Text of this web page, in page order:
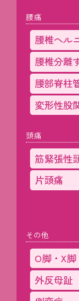
腰痛
腰椎ヘル
腰椎分離
腰部脊柱
変形性股
頭痛
筋緊張性
片頭痛
その他
O脚・X脚
外反母趾